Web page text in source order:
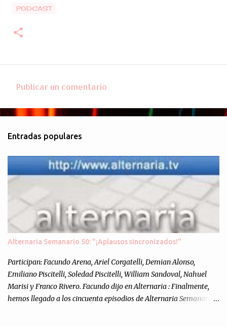
PODCAST
o
e
n
t
o
s
Publicar un comentario
Entradas populares
Alternaria Semanario 50: "¡Aplausos sincronizados!"
Participan: Facundo Arena, Ariel Corgatelli, Demian Alonso,
Emiliano Piscitelli, Soledad Piscitelli, William Sandoval, Nahuel
Marisi y Franco Rivero. Facundo dijo en Alternaria : Finalmente,
hemos llegado a los cincuenta episodios de Alternaria Semanario.